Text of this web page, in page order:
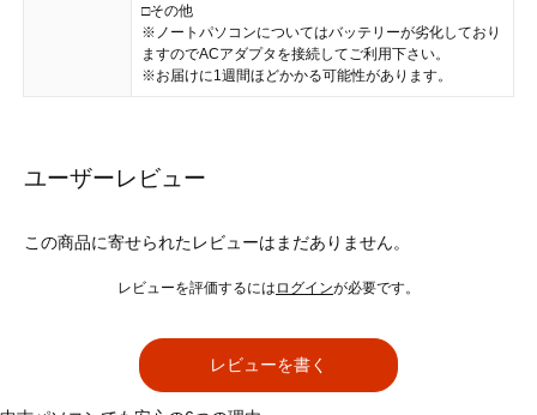
□その他
※ノートパソコンについてはバッテリーが劣化しており
ますのでACアダプタを接続してご利用下さい。
※お届けに1週間ほどかかる可能性があります。
ユーザーレビュー
この商品に寄せられたレビューはまだありません。
レビューを評価するには ログインが必要です。
レビューを書く